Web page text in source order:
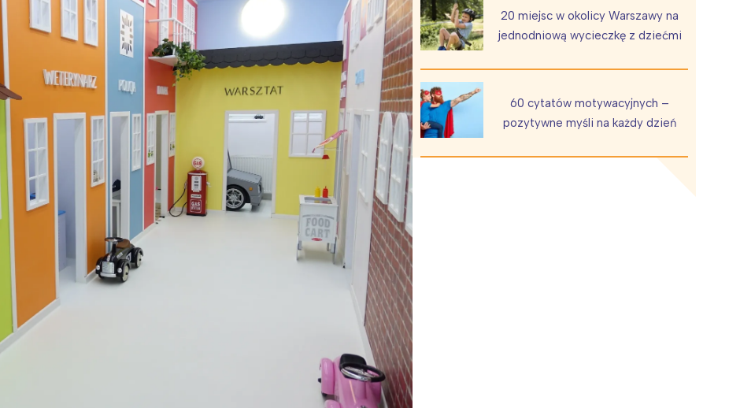
20 miejsc w okolicy Warszawy na
jednodniową wycieczkę z dziećmi
60 cytatów motywacyjnych –
pozytywne myśli na każdy dzień